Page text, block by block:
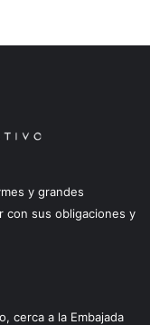
y grandes
con sus obligaciones y
cerca a la Embajada